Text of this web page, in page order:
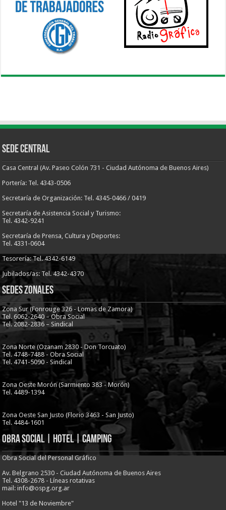
Sede Central
Casa Central (Av. Paseo Colón 731 - Ciudad Autónoma de Buenos Aires)
Portería: Tel. 4343-0506
Secretaría de Organización: Tel. 4345-0466 / 0419
Secretaría de Asistencia Social y Turismo:
Tel. 4342-9241
Secretaría de Prensa, Cultura y Deportes:
Tel. 4331-0604
Tesorería: Tel. 4342-6149
Jubilados/as: Tel. 4342-4370
Sedes Zonales
Zona Sur (Fonrouge 326 - Lomas de Zamora)
Tel. 6062-2640 – Obra Social
Tel. 2082-2836 – Sindical
Zona Norte (Ozanam 2830 - Don Torcuato)
Tel. 4748-7488 - Obra Social
Tel. 4741-5090 - Sindical
Zona Oeste Morón (Sarmiento 383 - Morón)
Tel. 4489-1394
Zona Oeste San Justo (Florio 3463 - San Justo)
Tel. 4484-1601
Obra Social | Hotel | Camping
Obra Social del Personal Gráfico
Av. Belgrano 2530 - Ciudad Autónoma de Buenos Aires
Tel. 4308-2678 - Líneas rotativas
mail: info@ospg.org.ar
Hotel "13 de Noviembre"